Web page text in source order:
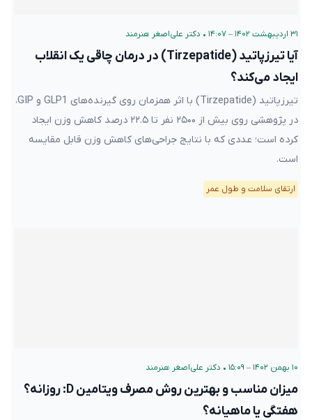
۳۱ اردیبهشت ۱۴۰۲ – ۱۴:۰۷ • دکتر علی‌اصغر هنرمند
آیا تیرزپاتید (Tirzepatide) در درمان چاقی یک انقلاب
ایجاد می‌کند؟
تیرزپاتید (Tirzepatide) با اثر همزمان روی گیرنده‌های GLP1 و GIP،
در پژوهشی روی بیش از ۲۵۰۰ نفر تا ۲۲.۵ درصد کاهش وزن ایجاد
کرده است؛ عددی که با نتایج جراحی‌های کاهش وزن قابل مقایسه
است.
ارتقای سلامت و طول عمر
۱۰ بهمن ۱۴۰۲ – ۱۵:۰۹ • دکتر علی‌اصغر هنرمند
میزان مناسب و بهترین روش مصرف ویتامین D: روزانه؟
هفتگی یا ماهیانه؟